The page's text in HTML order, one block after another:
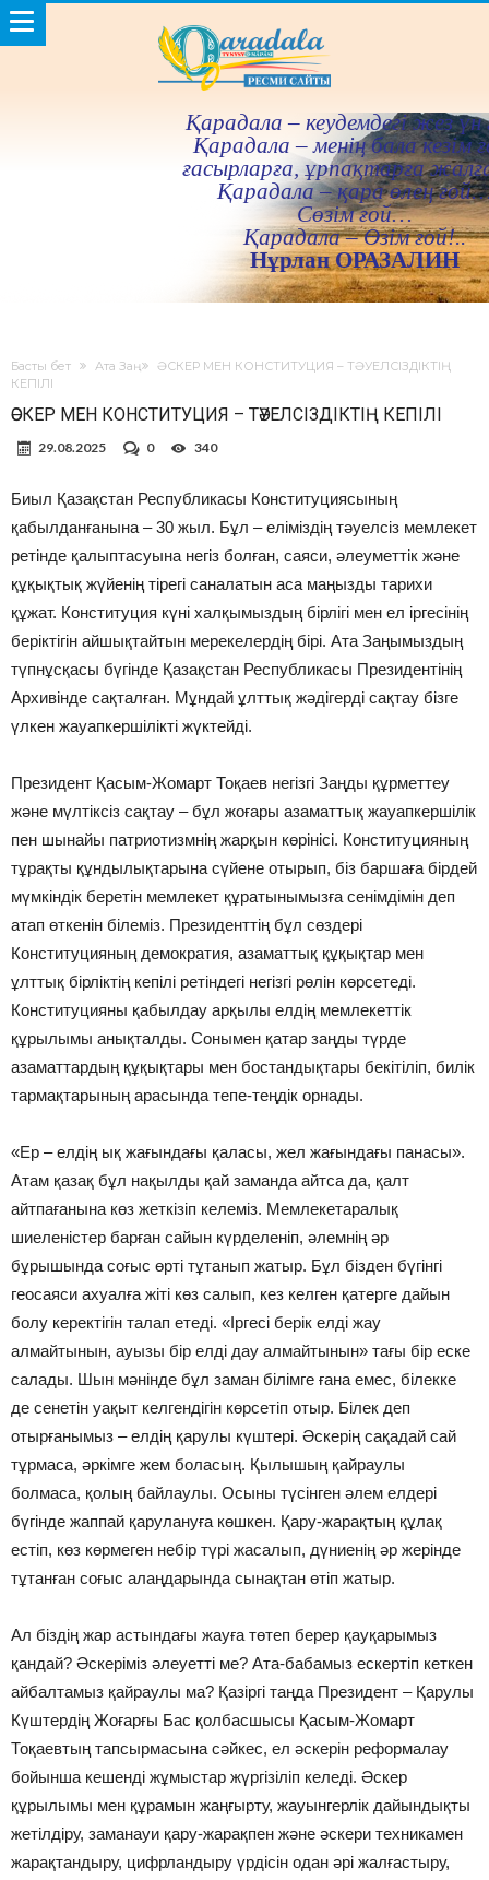
Қарадала – кеудемдегi жез үн
Қарадала – менiң бала кезiм
ғасырларға, ұрпақтарға
Қарадала – қара өлең
Сөзiм ғой…
Қарадала – Өзiм ғой!..
Нұрлан ОРАЗАЛИН
Басты бет Ата Заң
ӘСКЕР МЕН КОНСТИТУЦИЯ – ТӘУЕЛСІЗДІКТІҢ
КЕПІЛІ
ӘСКЕР МЕН КОНСТИТУЦИЯ – ТӘУЕЛСІЗДІКТІҢ КЕПІЛІ
29.08.2025 0 340
Биыл Қазақстан Республикасы Конституциясының
қабылданғанына – 30 жыл. Бұл – еліміздің тәуелсіз мемлекет
ретінде қалыптасуына негіз болған, саяси, әлеуметтік және
құқықтық жүйенің тірегі саналатын аса маңызды тарихи
құжат. Конституция күні халқымыздың бірлігі мен ел іргесінің
беріктігін айшықтайтын мерекелердің бірі. Ата Заңымыздың
түпнұсқасы бүгінде Қазақстан Республикасы Президентінің
Архивінде сақталған. Мұндай ұлттық жәдігерді сақтау бізге
үлкен жауапкершілікті жүктейді.
Президент Қасым-Жомарт Тоқаев негізгі Заңды құрметтеу
және мүлтіксіз сақтау – бұл жоғары азаматтық жауапкершілік
пен шынайы патриотизмнің жарқын көрінісі. Конституцияның
тұрақты құндылықтарына сүйене отырып, біз баршаға бірдей
мүмкіндік беретін мемлекет құратынымызға сенімдімін деп
атап өткенін білеміз. Президенттің бұл сөздері
Конституцияның демократия, азаматтық құқықтар мен
ұлттық бірліктің кепілі ретіндегі негізгі рөлін көрсетеді.
Конституцияны қабылдау арқылы елдің мемлекеттік
құрылымы анықталды. Сонымен қатар заңды түрде
азаматтардың құқықтары мен бостандықтары бекітіліп, билік
тармақтарының арасында тепе-теңдік орнады.
«Ер – елдің ық жағындағы қаласы, жел жағындағы панасы».
Атам қазақ бұл нақылды қай заманда айтса да, қалт
айтпағанына көз жеткізіп келеміз. Мемлекетаралық
шиеленістер барған сайын күрделеніп, әлемнің әр
бұрышында соғыс өрті тұтанып жатыр. Бұл бізден бүгінгі
геосаяси ахуалға жіті көз салып, кез келген қатерге дайын
болу керектігін талап етеді. «Іргесі берік елді жау
алмайтынын, ауызы бір елді дау алмайтынын» тағы бір еске
салады. Шын мәнінде бұл заман білімге ғана емес, білекке
де сенетін уақыт келгендігін көрсетіп отыр. Білек деп
отырғанымыз – елдің қарулы күштері. Әскерің сақадай сай
тұрмаса, әркімге жем боласың. Қылышың қайраулы
болмаса, қолың байлаулы. Осыны түсінген әлем елдері
бүгінде жаппай қарулануға көшкен. Қару-жарақтың құлақ
естіп, көз көрмеген небір түрі жасалып, дүниенің әр жерінде
тұтанған соғыс алаңдарында сынақтан өтіп жатыр.
Ал біздің жар астындағы жауға төтеп берер қауқарымыз
қандай? Әскеріміз әлеуетті ме? Ата-бабамыз ескертіп кеткен
айбалтамыз қайраулы ма? Қазіргі таңда Президент – Қарулы
Күштердің Жоғарғы Бас қолбасшысы Қасым-Жомарт
Тоқаевтың тапсырмасына сәйкес, ел әскерін реформалау
бойынша кешенді жұмыстар жүргізіліп келеді. Әскер
құрылымы мен құрамын жаңғырту, жауынгерлік дайындықты
жетілдіру, заманауи қару-жарақпен және әскери техника­мен
жарақтандыру, цифрландыру үрді­с­ін одан әрі жалғастыру,